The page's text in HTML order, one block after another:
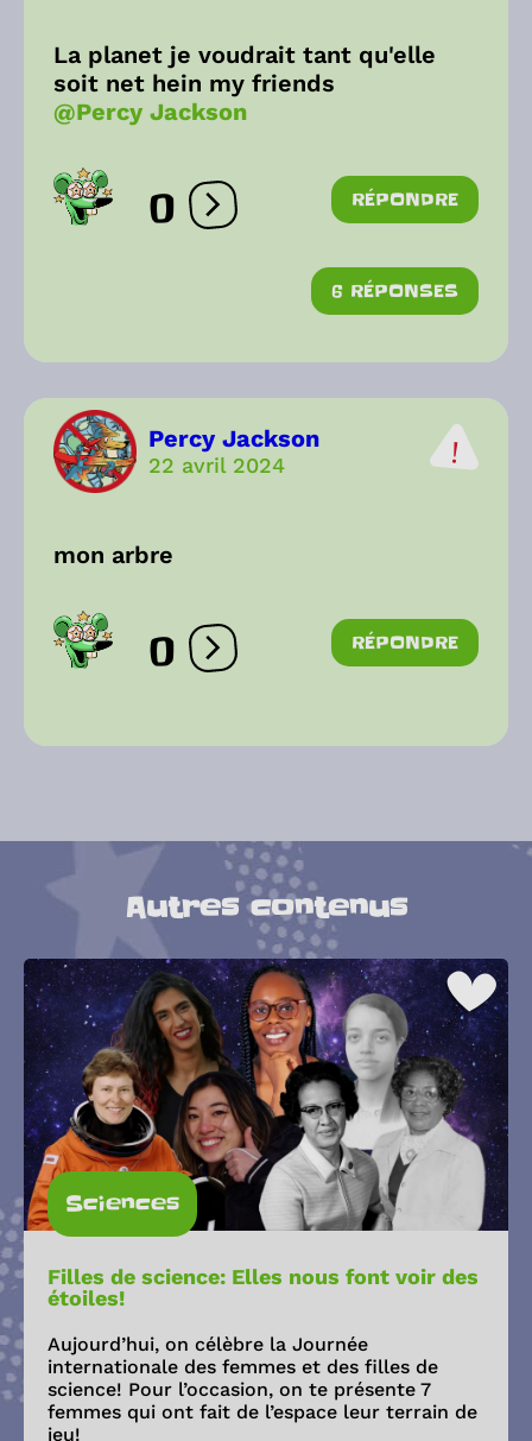
La planet je voudrait tant qu'elle
soit net hein my friends
@Percy Jackson
0 Ouvrir les réactions
RÉPONDRE
6 RÉPONSES
Percy Jackson
22 avril 2024
mon arbre
0 Ouvrir les réactions
RÉPONDRE
Autres contenus
Sciences
Filles de science: Elles nous font voir des
étoiles!
Aujourd’hui, on célèbre la Journée
internationale des femmes et des filles de
science! Pour l’occasion, on te présente 7
femmes qui ont fait de l’espace leur terrain de
jeu!